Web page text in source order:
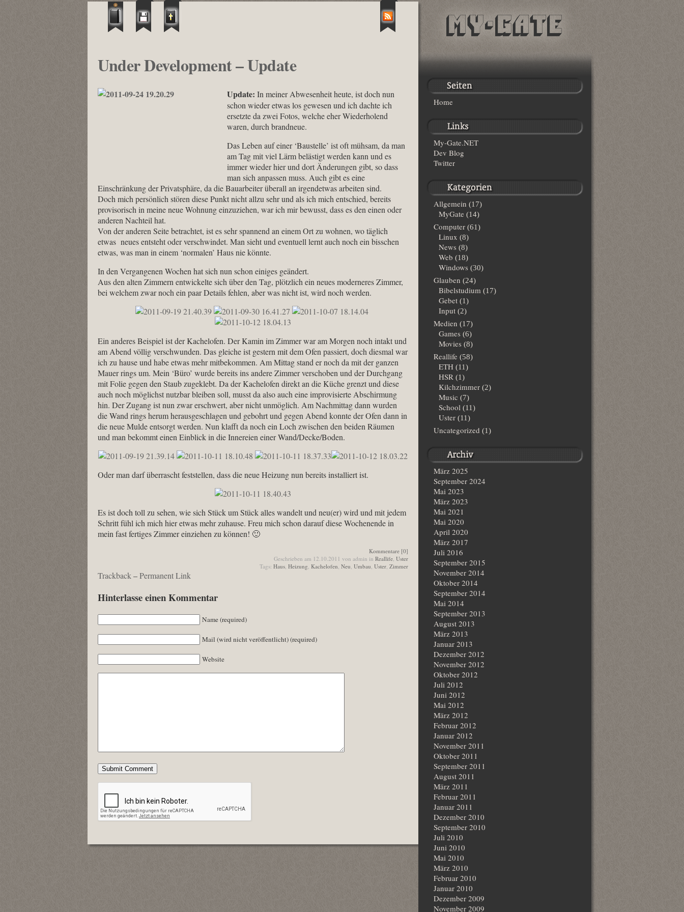
Under Development – Update
Update: In meiner Abwesenheit heute, ist doch nun
schon wieder etwas los gewesen und ich dachte ich
ersetzte da zwei Fotos, welche eher Wiederholend
waren, durch brandneue.
Das Leben auf einer ‘Baustelle’ ist oft mühsam, da man
am Tag mit viel Lärm belästigt werden kann und es
immer wieder hier und dort Änderungen gibt, so dass
man sich anpassen muss. Auch gibt es eine
Einschränkung der Privatsphäre, da die Bauarbeiter überall an irgendetwas arbeiten sind.
Doch mich persönlich stören diese Punkt nicht allzu sehr und als ich mich entschied, bereits
provisorisch in meine neue Wohnung einzuziehen, war ich mir bewusst, dass es den einen oder
anderen Nachteil hat.
Von der anderen Seite betrachtet, ist es sehr spannend an einem Ort zu wohnen, wo täglich
etwas neues entsteht oder verschwindet. Man sieht und eventuell lernt auch noch ein bisschen
etwas, was man in einem ‘normalen’ Haus nie könnte.
In den Vergangenen Wochen hat sich nun schon einiges geändert.
Aus den alten Zimmern entwickelte sich über den Tag, plötzlich ein neues moderneres Zimmer,
bei welchem zwar noch ein paar Details fehlen, aber was nicht ist, wird noch werden.
Ein anderes Beispiel ist der Kachelofen. Der Kamin im Zimmer war am Morgen noch intakt und
am Abend völlig verschwunden. Das gleiche ist gestern mit dem Ofen passiert, doch diesmal war
ich zu hause und habe etwas mehr mitbekommen. Am Mittag stand er noch da mit der ganzen
Mauer rings um. Mein ‘Büro’ wurde bereits ins andere Zimmer verschoben und der Durchgang
mit Folie gegen den Staub zugeklebt. Da der Kachelofen direkt an die Küche grenzt und diese
auch noch möglichst nutzbar bleiben soll, musst da also auch eine improvisierte Abschirmung
hin. Der Zugang ist nun zwar erschwert, aber nicht unmöglich. Am Nachmittag dann wurden
die Wand rings herum herausgeschlagen und gebohrt und gegen Abend konnte der Ofen dann in
die neue Mulde entsorgt werden. Nun klafft da noch ein Loch zwischen den beiden Räumen
und man bekommt einen Einblick in die Innereien einer Wand/Decke/Boden.
Oder man darf überrascht feststellen, dass die neue Heizung nun bereits installiert ist.
Es ist doch toll zu sehen, wie sich Stück um Stück alles wandelt und neu(er) wird und mit jedem
Schritt fühl ich mich hier etwas mehr zuhause. Freu mich schon darauf diese Wochenende in
mein fast fertiges Zimmer einziehen zu können! 🙂
Kommentare [0]
Geschrieben am 12.10.2011 von admin in Reallife Uster
Tags: Haus Heizung Kachelofen Neu Umbau Uster Zimmer
Trackback–Permanent Link
Hinterlasse einen Kommentar
Name (required)
Mail (wird nicht veröffentlicht) (required)
Website
Home
My-Gate.NET
Dev Blog
Twitter
Allgemein (17)
MyGate (14)
Computer (61)
Linux (8)
News (8)
Web (18)
Windows (30)
Glauben (24)
Bibelstudium (17)
Gebet (1)
Input (2)
Medien (17)
Games (6)
Movies (8)
Reallife (58)
ETH (11)
HSR (1)
Kilchzimmer (2)
Music (7)
School (11)
Uster (11)
Uncategorized (1)
März 2025
September 2024
Mai 2023
März 2023
Mai 2021
Mai 2020
April 2020
März 2017
Juli 2016
September 2015
November 2014
Oktober 2014
September 2014
Mai 2014
September 2013
August 2013
März 2013
Januar 2013
Dezember 2012
November 2012
Oktober 2012
Juli 2012
Juni 2012
Mai 2012
März 2012
Februar 2012
Januar 2012
November 2011
Oktober 2011
September 2011
August 2011
März 2011
Februar 2011
Januar 2011
Dezember 2010
September 2010
Juli 2010
Juni 2010
Mai 2010
März 2010
Februar 2010
Januar 2010
Dezember 2009
November 2009